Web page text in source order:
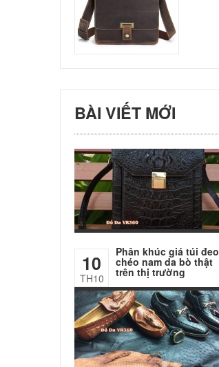
BÀI VIẾT MỚI
10
TH10
Phân khúc giá túi đeo
chéo nam da bò thật
trên thị trường